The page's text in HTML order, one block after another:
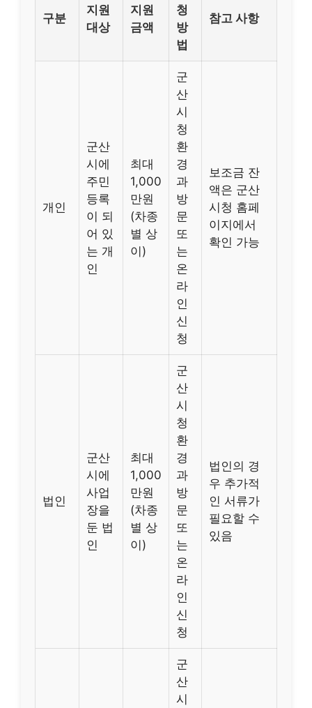
구분
지원
대상
지원
금액
청
방
법
참고 사항
개인
군산
시에
주민
등록
이 되
어 있
는 개
인
최대
1,000
만원
(차종
별 상
이)
군
산
시
청
환
경
과
방
문
또
는
온
라
인
신
청
보조금 잔
액은 군산
시청 홈페
이지에서
확인 가능
법인
군산
시에
사업
장을
둔 법
인
최대
1,000
만원
(차종
별 상
이)
군
산
시
청
환
경
과
방
문
또
는
온
라
인
신
청
법인의 경
우 추가적
인 서류가
필요할 수
있음
군
산
시